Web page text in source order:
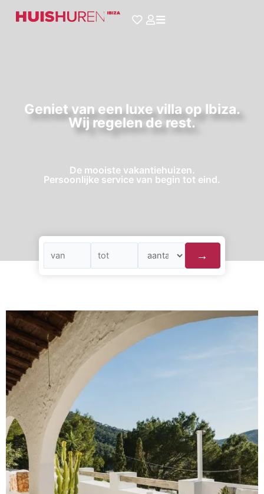
naar
Geniet van een luxe villa op Ibiza.
Wij regelen de rest.
De mooiste vakantiehuizen.
Persoonlijke service van begin tot eind.